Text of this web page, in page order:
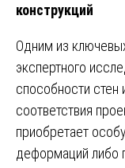
конструкций
Одним из
экспертного
способности стен
соответствия
приобретает
деформаций либо